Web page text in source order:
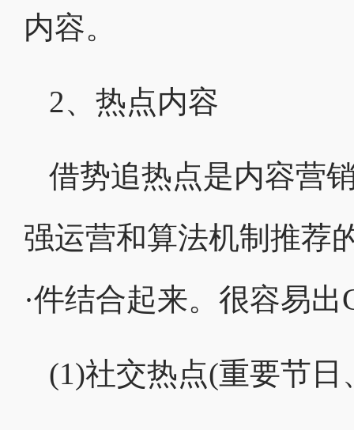
内容。
2、热点内容
借势追热点是内容营
强运营和算法机制推荐
·件结合起来。很容易
(1)社交热点(重要节日